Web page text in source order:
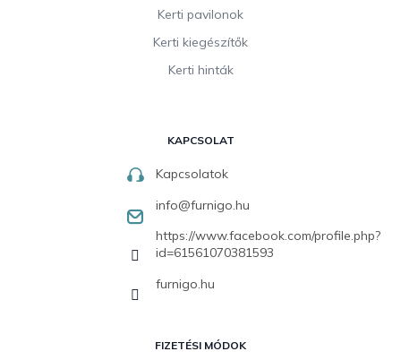
Kerti pavilonok
Kerti kiegészítők
Kerti hinták
KAPCSOLAT
Kapcsolatok
info@furnigo.hu
https://www.facebook.com/profile.php?
id=61561070381593
furnigo.hu
FIZETÉSI MÓDOK